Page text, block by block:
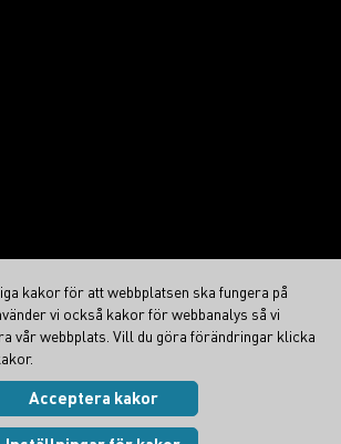
Cookies
kakor för att webbplatsen ska fungera på
vi också kakor för webbanalys så vi
vår webbplats. Vill du göra förändringar klicka
Acceptera kakor